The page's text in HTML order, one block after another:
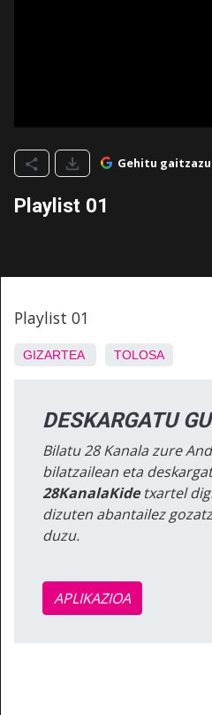
Gehitu
Playlist 01
Playlist 01
GIZARTEA TOLOSA
DESKARGATU
Bilatu 28 Kanala zure
bilatzailean eta
28KanalaKidetxartel
dizuten abantailez
duzu.
APLIKAZIOA